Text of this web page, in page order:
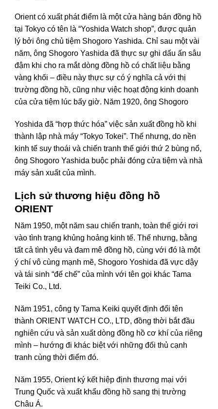
Orient có xuất phát điểm là một cửa hàng bán đồng hồ
tại Tokyo có tên là “Yoshida Watch shop”, được quản
lý bởi ông chủ tiệm Shogoro Yashida. Chỉ sau một vài
năm, ông Shogoro Yashida đã thực sự ghi dấu ấn sâu
đậm khi cho ra mắt dòng đồng hồ có chất liệu bằng
vàng khối – điều này thực sự có ý nghĩa cả với thị
trường đồng hồ, cũng như việc hoạt động kinh doanh
của cửa tiệm lúc bấy giờ. Năm 1920, ông Shogoro
Yoshida đã “hợp thức hóa” việc sản xuất đồng hồ khi
thành lập nhà máy “Tokyo Tokei”. Thế nhưng, do nền
kinh tế suy thoái và chiến tranh thế giới thứ 2 bùng nổ,
ông Shogoro Yashida buộc phải đóng cửa tiệm và nhà
máy sản xuất của mình.
Lịch sử thương hiệu đồng hồ
ORIENT
Năm 1950, một năm sau chiến tranh, toàn thế giới rơi
vào tình trạng khủng hoảng kinh tế. Thế nhưng, bằng
tất cả tình yêu và đam mê đồng hồ, cùng với đó là một
ý chí vô cùng mạnh mẽ, Shogoro Yoshida đã vực dậy
và tái sinh “đế chế” của mình với tên gọi khác Tama
Teiki Co., Ltd.
Năm 1951, công ty Tama Keiki quyết định đổi tên
thành ORIENT WATCH CO., LTD, đồng thời bắt đầu
nghiên cứu và sản xuất dòng đồng hồ cơ khí của riêng
mình – hướng đi khác biệt với những đối thủ cạnh
tranh cùng thời điểm đó.
Năm 1955, Orient ký kết hiệp định thương mại với
Trung Quốc và xuất khẩu đồng hồ sang thị trường
Châu Á.